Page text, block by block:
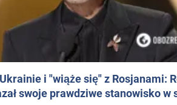
i "wiąże się" z Rosjanami:
swoje prawdziwe stanowisko w